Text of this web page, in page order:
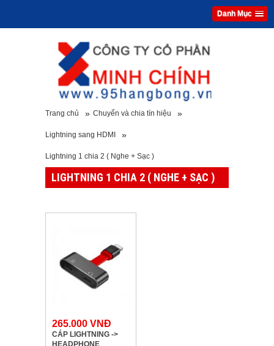
Danh Mục
Trang chủ » Chuyển và chia tín hiệu »
Lightning sang HDMI »
Lightning 1 chia 2 ( Nghe + Sạc )
LIGHTNING 1 CHIA 2 ( NGHE + SẠC )
265.000 VNĐ
CÁP LIGHTNING ->
HEADPHONE